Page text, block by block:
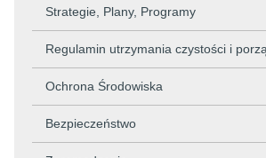
Strategie, Plany, Programy
Regulamin utrzymania czystości i
Ochrona Środowiska
Bezpieczeństwo